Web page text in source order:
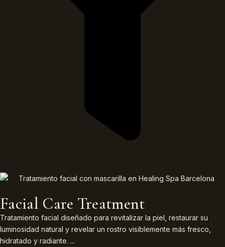
Facial Care Treatment
Tratamiento facial diseñado para revitalizar la piel, restaurar su
luminosidad natural y revelar un rostro visiblemente más fresco,
hidratado y radiante. ...